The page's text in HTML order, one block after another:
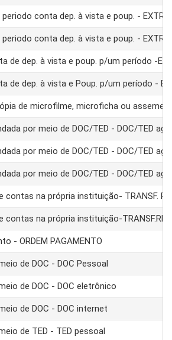
conta dep. à vista e poup. -
conta dep. à vista e poup. -
de dep. à vista e poup. p/um período -
de dep. à vista e Poup. p/um período -
de microfilme, microficha ou
por meio de DOC/TED - DOC/TED
por meio de DOC/TED - DOC/TED
por meio de DOC/TED - DOC/TED
na própria instituição- TRANSF.
na própria instituição-
- ORDEM PAGAMENTO
de DOC - DOC Pessoal
de DOC - DOC eletrônico
de DOC - DOC internet
de TED - TED pessoal